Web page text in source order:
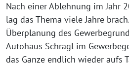
Nach einer Ablehnung im Jahr
lag das Thema viele Jahre
Überplanung des
Autohaus Schragl im
das Ganze endlich wieder aufs